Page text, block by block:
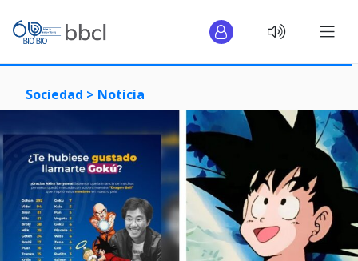
Sociedad > Noticia